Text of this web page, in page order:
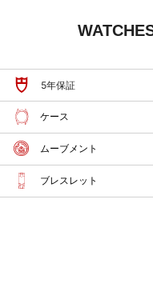
5年保証
ケース
ムーブメント
ブレスレット